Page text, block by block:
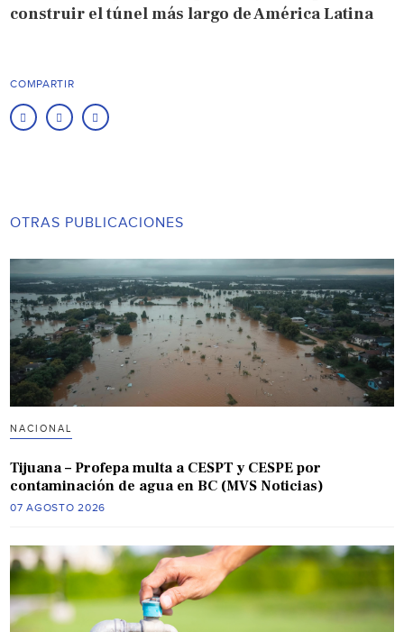
construir el túnel más largo de América Latina
COMPARTIR
OTRAS PUBLICACIONES
NACIONAL
Tijuana – Profepa multa a CESPT y CESPE por
contaminación de agua en BC (MVS Noticias)
07 AGOSTO 2026